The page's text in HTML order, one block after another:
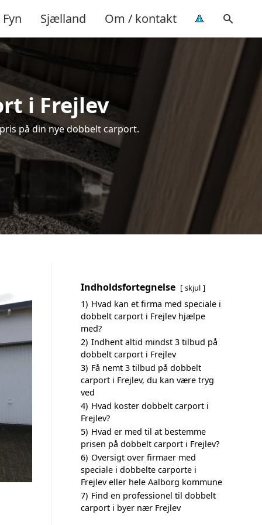
Fyn Sjælland Om / kontakt
i Frejlev
på din nye dobbelt carport.
Indholdsfortegnelse skjul
1) Hvad kan et firma med speciale i
dobbelt carport i Frejlev hjælpe
med?
2) Indhent altid mindst 3 tilbud på
dobbelt carport i Frejlev
3) Få nemt 3 tilbud på dobbelt
carport i Frejlev, du kan være tryg
ved
4) Hvad koster dobbelt carport i
Frejlev?
5) Hvad er med til at bestemme
prisen på dobbelt carport i Frejlev?
6) Oversigt over firmaer med
speciale i dobbelte carporte i
Frejlev eller hele Aalborg kommune
7) Find en professionel til dobbelt
carport i byer nær Frejlev